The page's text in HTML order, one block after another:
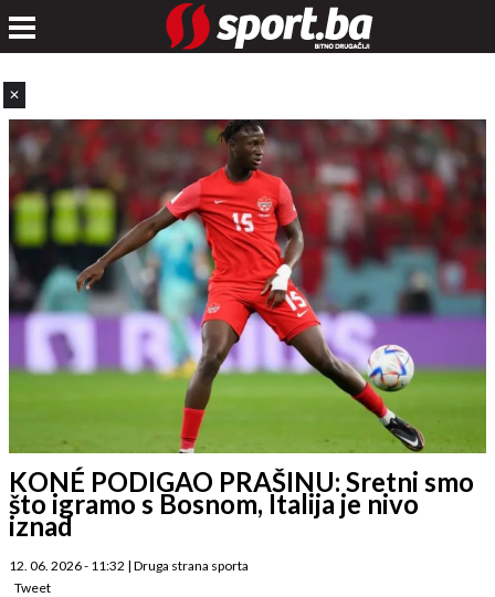
✕
KONÉ PODIGAO PRAŠINU: Sretni smo
što igramo s Bosnom, Italija je nivo
iznad
12. 06. 2026 - 11:32 | Druga strana sporta
Tweet